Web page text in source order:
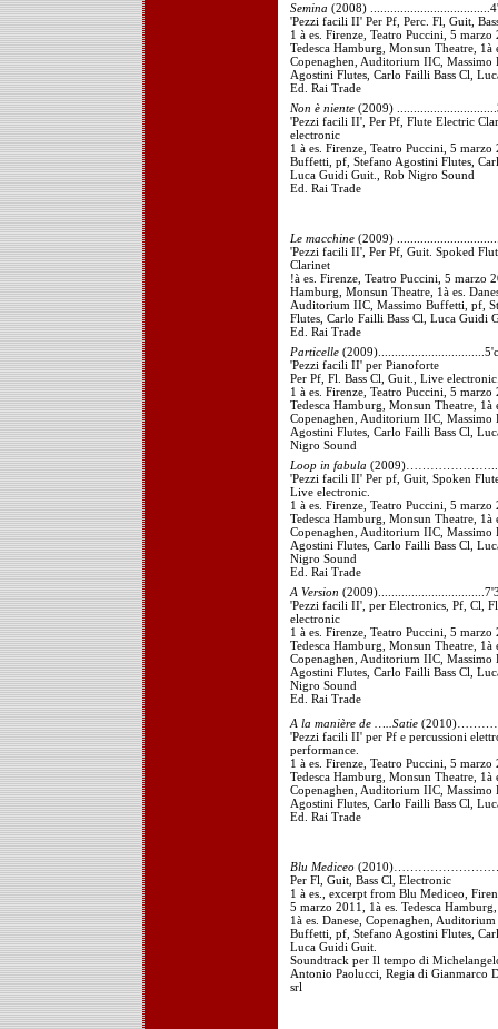
Semina (2008)
'Pezzi facili II' Per Pf, Perc. Fl, Guit,
1 à es. Firenze, Teatro Puccini, 5 marzo
Tedesca Hamburg, Monsun Theatre, 1à
Copenaghen, Auditorium IIC,
Agostini Flutes, Carlo Failli Bass Cl,
Ed. Rai Trade
Non è niente (2009)
'Pezzi facili II', Per Pf, Flute Electric
electronic
1 à es. Firenze, Teatro Puccini, 5 marzo
Buffetti, pf, Stefano Agostini Flutes,
Luca Guidi Guit., Rob Nigro Sound
Ed. Rai Trade
Le macchine (2009)
'Pezzi facili II', Per Pf, Guit. Spoked
Clarinet
!à es. Firenze, Teatro Puccini, 5 marzo
Hamburg, Monsun Theatre, 1à es.
Auditorium IIC, Massimo Buffetti, pf,
Flutes, Carlo Failli Bass Cl, Luca Guidi
Ed. Rai Trade
Particelle
'Pezzi facili II' per Pianoforte
Per Pf, Fl. Bass Cl, Guit., Live
1 à es. Firenze, Teatro Puccini, 5 marzo
Tedesca Hamburg, Monsun Theatre, 1à
Copenaghen, Auditorium IIC,
Agostini Flutes, Carlo Failli Bass Cl,
Nigro Sound
Loop in fabula
'Pezzi facili II' Per pf, Guit, Spoken
Live electronic.
1 à es. Firenze, Teatro Puccini, 5 marzo
Tedesca Hamburg, Monsun Theatre, 1à
Copenaghen, Auditorium IIC,
Agostini Flutes, Carlo Failli Bass Cl,
Nigro Sound
Ed. Rai Trade
A Version
'Pezzi facili II', per Electronics, Pf, Cl,
electronic
1 à es. Firenze, Teatro Puccini, 5 marzo
Tedesca Hamburg, Monsun Theatre, 1à
Copenaghen, Auditorium IIC,
Agostini Flutes, Carlo Failli Bass Cl,
Nigro Sound
Ed. Rai Trade
A la manière de …..Satie
'Pezzi facili II' per Pf e percussioni
performance.
1 à es. Firenze, Teatro Puccini, 5 marzo
Tedesca Hamburg, Monsun Theatre, 1à
Copenaghen, Auditorium IIC,
Agostini Flutes, Carlo Failli Bass Cl,
Ed. Rai Trade
Blu Mediceo
Per Fl, Guit, Bass Cl, Electronic
1 à es., excerpt from Blu Mediceo,
5 marzo 2011, 1à es. Tedesca
1à es. Danese, Copenaghen,
Buffetti, pf, Stefano Agostini Flutes,
Luca Guidi Guit.
Soundtrack per Il tempo di
Antonio Paolucci, Regia di Gianmarco
srl